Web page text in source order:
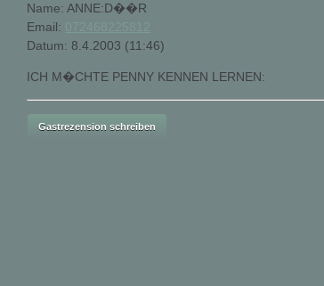
Name: ANNE:D��R
Email:
Datum: 8.4.2003 (11:46)
ICH M�CHTE PENNY KENNEN LERNEN: